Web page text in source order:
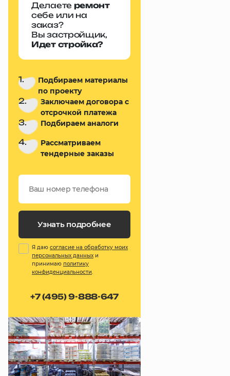
Делаете ремонт
себе или на
заказ?
Вы застройщик,
Идет стройка?
1.
Подбираем материалы
по проекту
2.
Заключаем договора с
отсрочкой платежа
3. Подбираем аналоги
4.
Рассматриваем
тендерные заказы
Узнать подробнее
Я даю согласие на обработку моих
персональных данных и
принимаю политику
конфиденциальности.
+7 (495) 9-888-647